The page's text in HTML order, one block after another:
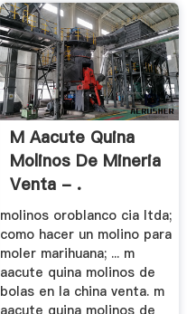
M Aacute Quina
Molinos De Mineria
Venta - .
molinos oroblanco cia ltda;
como hacer un molino para
moler marihuana; ... m
aacute quina molinos de
bolas en la china venta. m